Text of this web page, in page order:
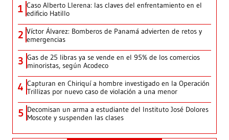
1 Caso Alberto Llerena: las claves del enfrentamiento en el
edificio Hatillo
2 Víctor Álvarez: Bomberos de Panamá advierten de retos y
emergencias
3 Gas de 25 libras ya se vende en el 95% de los comercios
minoristas, según Acodeco
4 Capturan en Chiriquí a hombre investigado en la Operación
Trillizas por nuevo caso de violación a una menor
5 Decomisan un arma a estudiante del Instituto José Dolores
Moscote y suspenden las clases